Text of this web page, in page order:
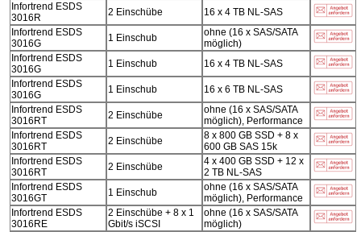
Infortrend ESDS
3016R
2 Einschübe
16 x 4 TB NL-SAS
Infortrend ESDS
3016G
1 Einschub
ohne (16 x SAS/SATA
möglich)
Infortrend ESDS
3016G
1 Einschub
16 x 4 TB NL-SAS
Infortrend ESDS
3016G
1 Einschub
16 x 6 TB NL-SAS
Infortrend ESDS
3016RT
2 Einschübe
ohne (16 x SAS/SATA
möglich), Performance
Infortrend ESDS
3016RT
2 Einschübe
8 x 800 GB SSD + 8 x
600 GB SAS 15k
Infortrend ESDS
3016RT
2 Einschübe
4 x 400 GB SSD + 12 x
2 TB NL-SAS
Infortrend ESDS
3016GT
1 Einschub
ohne (16 x SAS/SATA
möglich), Performance
Infortrend ESDS
3016RE
2 Einschübe + 8 x 1
Gbit/s iSCSI
ohne (16 x SAS/SATA
möglich)